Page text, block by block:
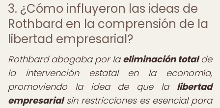
3. ¿Cómo influyeron las ideas de
Rothbard en la comprensión de la
libertad empresarial?
Rothbard abogaba por la eliminación totalde
la intervención estatal en la economía,
promoviendo la idea de que la libertad
empresarialsin restricciones es esencial para